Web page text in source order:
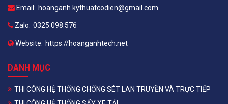
Email: hoanganh.kythuatcodien@gmail.com
Zalo: 0325.098.576
Website: https://hoanganhtech.net
DANH MỤC
THI CÔNG HỆ THỐNG CHỐNG SÉT LAN TRUYỀN VÀ TRỰC TIẾP